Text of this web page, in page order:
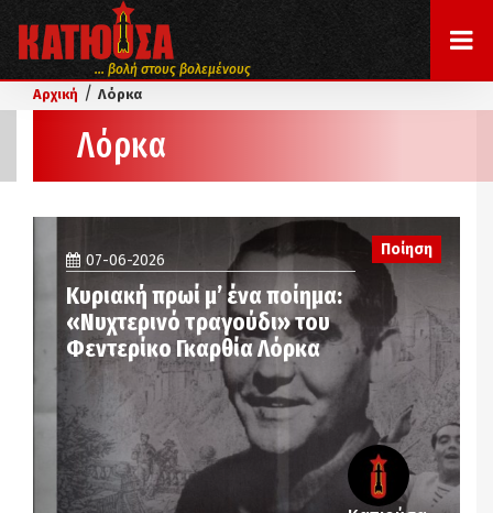
... βολή στους βολεμένους
Αρχική / Λόρκα
Λόρκα
Ποίηση
07-06-2026
Κυριακή πρωί μ’ ένα ποίημα:
«Νυχτερινό τραγούδι» του
Φεντερίκο Γκαρθία Λόρκα